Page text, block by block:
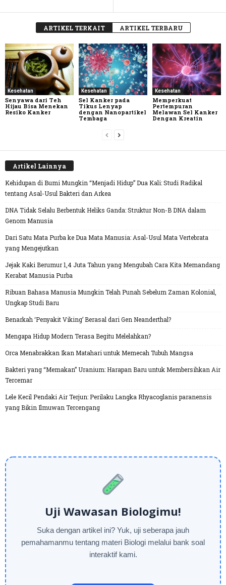
ARTIKEL TERKAIT ARTIKEL TERBARU
Kesehatan
Senyawa dari Teh
Hijau Bisa Menekan
Resiko Kanker
Kesehatan
Sel Kanker pada
Tikus Lenyap
dengan Nanopartikel
Tembaga
Kesehatan
Memperkuat
Pertempuran
Melawan Sel Kanker
Dengan Kreatin
Artikel Lainnya
Kehidupan di Bumi Mungkin “Menjadi Hidup” Dua Kali: Studi Radikal
tentang Asal-Usul Bakteri dan Arkea
DNA Tidak Selalu Berbentuk Heliks Ganda: Struktur Non-B DNA dalam
Genom Manusia
Dari Satu Mata Purba ke Dua Mata Manusia: Asal-Usul Mata Vertebrata
yang Mengejutkan
Jejak Kaki Berumur 1,4 Juta Tahun yang Mengubah Cara Kita Memandang
Kerabat Manusia Purba
Ribuan Bahasa Manusia Mungkin Telah Punah Sebelum Zaman Kolonial,
Ungkap Studi Baru
Benarkah ‘Penyakit Viking’ Berasal dari Gen Neanderthal?
Mengapa Hidup Modern Terasa Begitu Melelahkan?
Orca Menabrakkan Ikan Matahari untuk Memecah Tubuh Mangsa
Bakteri yang “Memakan” Uranium: Harapan Baru untuk Membersihkan Air
Tercemar
Lele Kecil Pendaki Air Terjun: Perilaku Langka Rhyacoglanis paranensis
yang Bikin Ilmuwan Tercengang
Uji Wawasan Biologimu!
Suka dengan artikel ini? Yuk, uji seberapa jauh
pemahamanmu tentang materi Biologi melalui bank soal
interaktif kami.